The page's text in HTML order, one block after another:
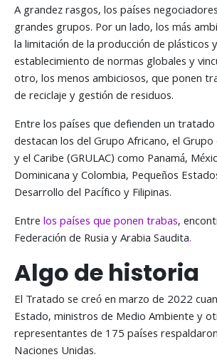
A grandez rasgos, los países
grandes grupos. Por un lado, los más
la limitación de la producción de plásticos
establecimiento de normas globales y
otro, los menos ambiciosos, que ponen
de reciclaje y gestión de residuos.
Entre los países que defienden un
destacan los del Grupo Africano, el
y el Caribe (GRULAC) como Panamá,
Dominicana y Colombia, Pequeños
Desarrollo del Pacífico y Filipinas.
Entrelos países que ponen trabas,
Federación de Rusia y Arabia Saudita.
Algo de historia
El Tratado se creó en marzo de 2022
Estado, ministros de Medio Ambiente y
representantes de 175 países
Naciones Unidas.